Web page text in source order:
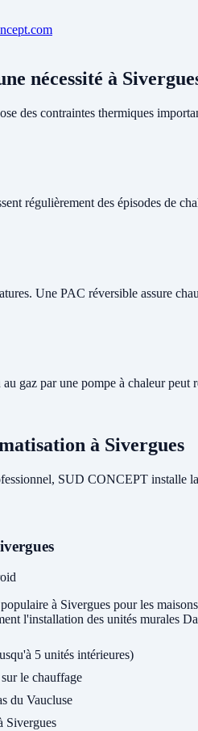
nécessité à
des contraintes thermiques
régulièrement des épisodes de
Une PAC réversible assure
gaz par une pompe à chaleur
à Sivergues
SUD CONCEPT installe
à Sivergues pour les
l'installation des unités murales
5 unités intérieures)
sur le chauffage
du Vaucluse
Sivergues